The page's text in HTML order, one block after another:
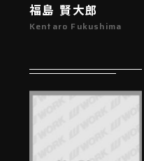
福島 賢大郎
Kentaro Fukushima